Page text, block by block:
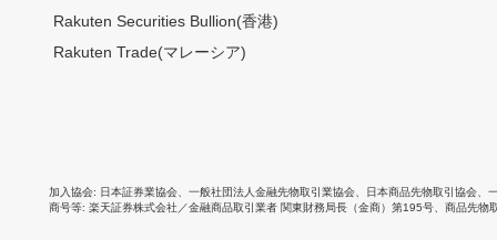
Rakuten Securities Bullion(香港)
Rakuten Trade(マレーシア)
加入協会 日本証券業協会 一般社団法人金融先物取引業協会 日本商品先物取引協会
商号等 楽天証券株式会社／金融商品取引業者 関東財務局長（金商）第195号、商品先物